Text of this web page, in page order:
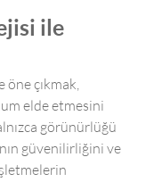
ile
çıkmak,
elde etmesini
görünürlüğü
güvenilirliğini ve